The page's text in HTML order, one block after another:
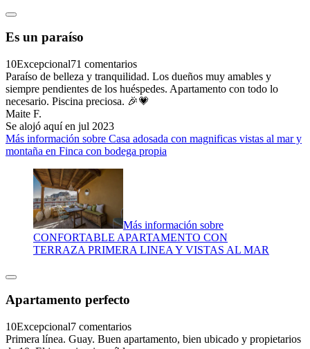
Es un paraíso
10Excepcional71 comentarios
Paraíso de belleza y tranquilidad. Los dueños muy amables y
siempre pendientes de los huéspedes. Apartamento con todo lo
necesario. Piscina preciosa. 🎉💗
Maite F.
Se alojó aquí en jul 2023
Más información sobre Casa adosada con magnificas vistas al mar y
montaña en Finca con bodega propia
Más información sobre
CONFORTABLE APARTAMENTO CON
TERRAZA PRIMERA LINEA Y VISTAS AL MAR
Apartamento perfecto
10Excepcional7 comentarios
Primera línea. Guay. Buen apartamento, bien ubicado y propietarios